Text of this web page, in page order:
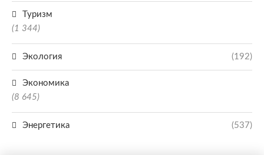
Туризм
(1 344)
Экология (192)
Экономика
(8 645)
Энергетика (537)